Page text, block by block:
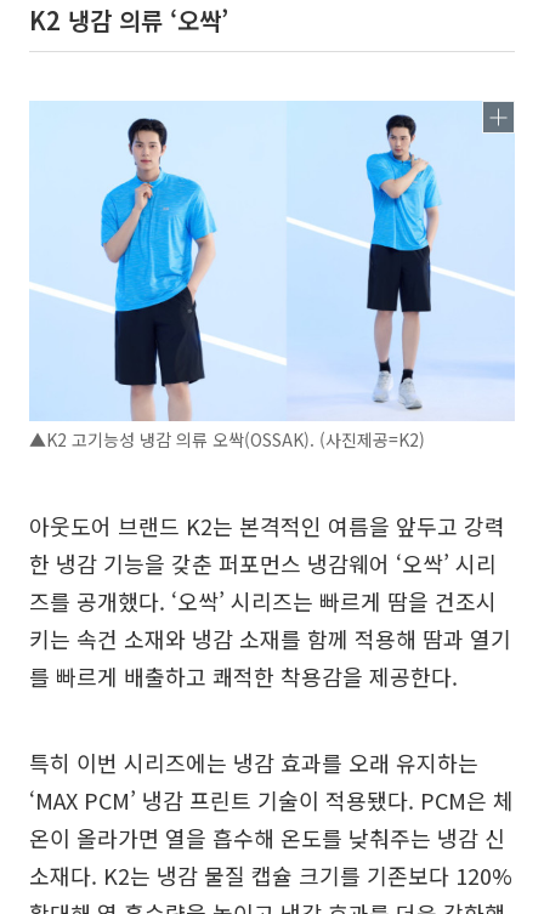
K2 냉감 의류 ‘오싹’
▲K2 고기능성 냉감 의류 오싹(OSSAK). (사진제공=K2)
아웃도어 브랜드 K2는 본격적인 여름을 앞두고 강력
한 냉감 기능을 갖춘 퍼포먼스 냉감웨어 ‘오싹’ 시리
즈를 공개했다. ‘오싹’ 시리즈는 빠르게 땀을 건조시
키는 속건 소재와 냉감 소재를 함께 적용해 땀과 열기
를 빠르게 배출하고 쾌적한 착용감을 제공한다.
특히 이번 시리즈에는 냉감 효과를 오래 유지하는
‘MAX PCM’ 냉감 프린트 기술이 적용됐다. PCM은 체
온이 올라가면 열을 흡수해 온도를 낮춰주는 냉감 신
소재다. K2는 냉감 물질 캡슐 크기를 기존보다 120%